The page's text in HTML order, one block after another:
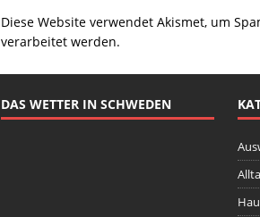
Diese Website verwendet Akismet, um
verarbeitet werden.
DAS WETTER IN SCHWEDEN